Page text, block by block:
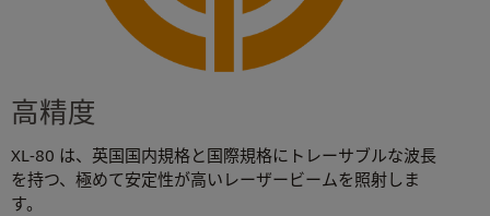
高精度
XL-80 は、英国国内規格と国際規格にトレーサブルな波長
を持つ、極めて安定性が高いレーザービームを照射しま
す。